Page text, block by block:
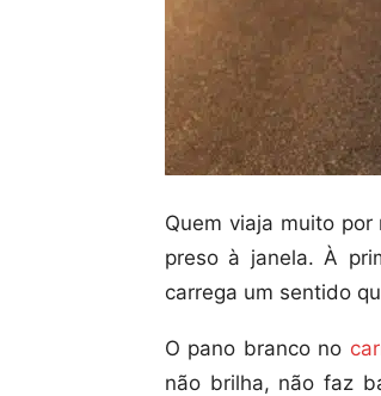
Quem viaja muito
preso à janela. À
carrega um sentido
O pano branco no
não brilha, não faz